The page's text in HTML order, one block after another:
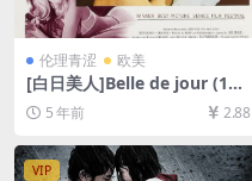
伦理青涩 欧美
[白日美人]Belle de jour (196
7)[百度网盘+迅雷云盘资源10
80P超清未删减][MP4/6.1GB]
[原声中字]
5 年前 2.88
VIP